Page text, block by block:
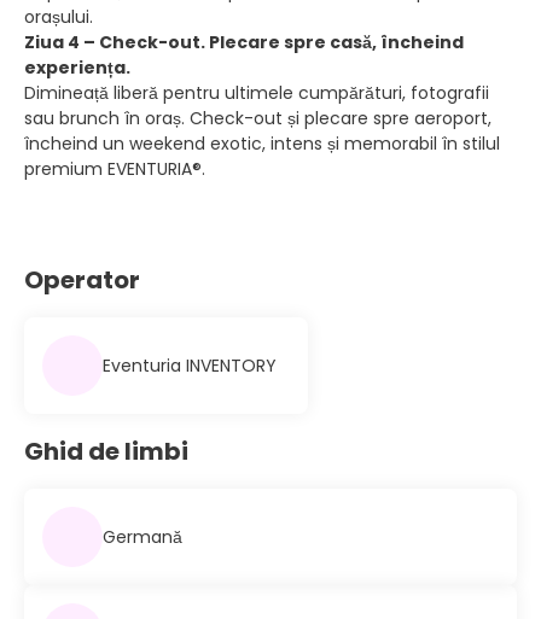
orașului.
Ziua 4 – Check-out. Plecare spre casă, încheind
experiența.
Dimineață liberă pentru ultimele cumpărături, fotografii
sau brunch în oraș. Check-out și plecare spre aeroport,
încheind un weekend exotic, intens și memorabil în stilul
premium EVENTURIA®.
Operator
Eventuria INVENTORY
Ghid de limbi
Germană